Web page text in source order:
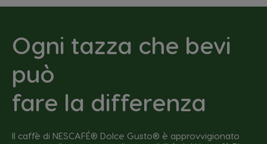
Ogni tazza che bevi
può
fare la differenza
Il caffè di NESCAFÉ® Dolce Gusto® è approvvigionato